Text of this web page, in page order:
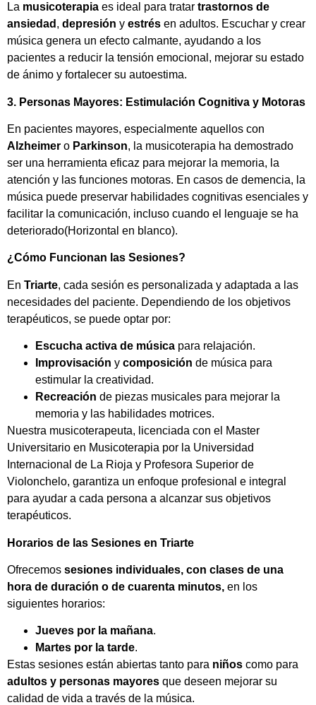
La musicoterapia es ideal para tratar trastornos de
ansiedad , depresión y estrés en adultos. Escuchar y crear
música genera un efecto calmante, ayudando a los
pacientes a reducir la tensión emocional, mejorar su estado
de ánimo y fortalecer su autoestima​.
3. Personas Mayores: Estimulación Cognitiva y Motoras
En pacientes mayores, especialmente aquellos con
Alzheimer o Parkinson, la musicoterapia ha demostrado
ser una herramienta eficaz para mejorar la memoria, la
atención y las funciones motoras. En casos de demencia, la
música puede preservar habilidades cognitivas esenciales y
facilitar la comunicación, incluso cuando el lenguaje se ha
deteriorado​(Horizontal en blanco).
¿Cómo Funcionan las Sesiones?
En Triarte, cada sesión es personalizada y adaptada a las
necesidades del paciente. Dependiendo de los objetivos
terapéuticos, se puede optar por:
Escucha activa de música para relajación.
Improvisación y composición de música para
estimular la creatividad.
Recreación de piezas musicales para mejorar la
memoria y las habilidades motrices.
Nuestra musicoterapeuta, licenciada con el Master
Universitario en Musicoterapia por la Universidad
Internacional de La Rioja y Profesora Superior de
Violonchelo, garantiza un enfoque profesional e integral
para ayudar a cada persona a alcanzar sus objetivos
terapéuticos.
Horarios de las Sesiones en Triarte
Ofrecemos sesiones individuales, con clases de una
hora de duración o de cuarenta minutos, en los
siguientes horarios:
Jueves por la mañana.
Martes por la tarde.
Estas sesiones están abiertas tanto para niños como para
adultos y personas mayores que deseen mejorar su
calidad de vida a través de la música.